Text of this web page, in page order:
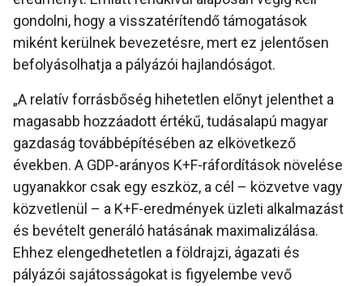
gondolni, hogy a visszatérítendő támogatások
miként kerülnek bevezetésre, mert ez jelentősen
befolyásolhatja a pályázói hajlandóságot.
„A relatív forrásbőség hihetetlen előnyt jelenthet a
magasabb hozzáadott értékű, tudásalapú magyar
gazdaság továbbépítésében az elkövetkező
években. A GDP-arányos K+F-ráfordítások növelése
ugyanakkor csak egy eszköz, a cél – közvetve vagy
közvetlenül – a K+F-eredmények üzleti alkalmazást
és bevételt generáló hatásának maximalizálása.
Ehhez elengedhetetlen a földrajzi, ágazati és
pályázói sajátosságokat is figyelembe vevő